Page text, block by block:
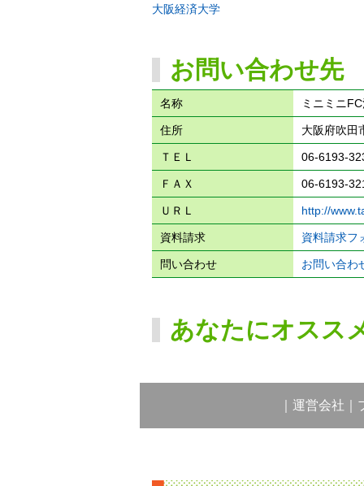
大阪経済大学
お問い合わせ先
名称 ミニミニ
住所 大阪府吹田
ＴＥＬ 06-6193-
ＦＡＸ 06-6193-
ＵＲＬ http://
資料請求 資料請求フ
問い合わせ お問い合わ
あなたにオスス
運営会社